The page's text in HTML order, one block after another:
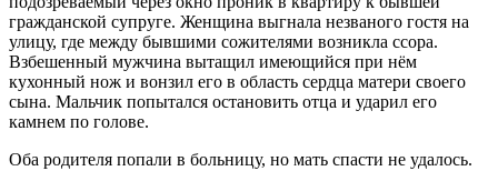
гражданской супруге. Женщина выгнала незваного гостя на
улицу, где между бывшими сожителями возникла ссора.
Взбешенный мужчина вытащил имеющийся при нём
кухонный нож и вонзил его в область сердца матери своего
сына. Мальчик попытался остановить отца и ударил его
камнем по голове.
Оба родителя попали в больницу, но мать спасти не удалось.